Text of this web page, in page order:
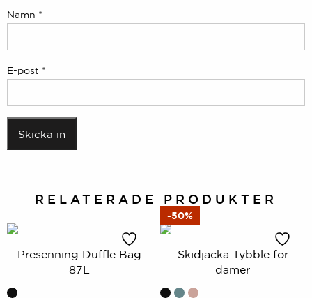
Namn *
E-post *
RELATERADE PRODUKTER
Presenning Duffle Bag
87L
-50%
Skidjacka Tybble för
damer